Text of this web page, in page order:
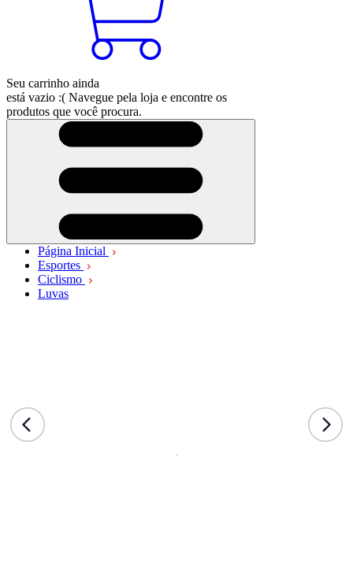
Seu carrinho ainda
está vazio :( Navegue pela loja e encontre os
produtos que você procura.
Página Inicial
Esportes
Ciclismo
Luvas